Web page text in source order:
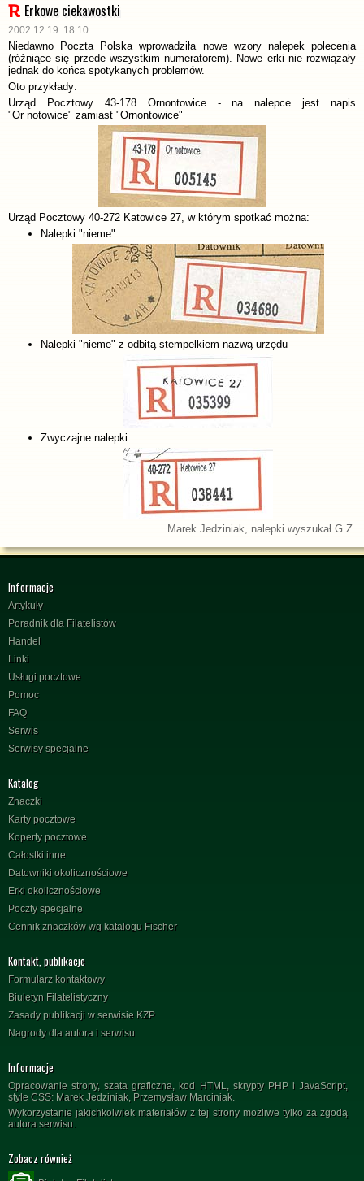
Erkowe ciekawostki
2002.12.19. 18:10
Niedawno Poczta Polska wprowadziła nowe wzory nalepek polecenia
(różniące się przede wszystkim numeratorem). Nowe erki nie rozwiązały
jednak do końca spotykanych problemów.
Oto przykłady:
Urząd Pocztowy 43-178 Ornontowice - na nalepce jest napis
"Or notowice" zamiast "Ornontowice"
Urząd Pocztowy 40-272 Katowice 27, w którym spotkać można:
Nalepki "nieme"
Nalepki "nieme" z odbitą stempelkiem nazwą urzędu
Zwyczajne nalepki
Marek Jedziniak, nalepki wyszukał G.Ż.
Informacje
Artykuły
Poradnik dla Filatelistów
Handel
Linki
Usługi pocztowe
Pomoc
FAQ
Serwis
Serwisy specjalne
Katalog
Znaczki
Karty pocztowe
Koperty pocztowe
Całostki inne
Datowniki okolicznościowe
Erki okolicznościowe
Poczty specjalne
Cennik znaczków wg katalogu Fischer
Kontakt, publikacje
Formularz kontaktowy
Biuletyn Filatelistyczny
Zasady publikacji w serwisie KZP
Nagrody dla autora i serwisu
Informacje
Opracowanie strony, szata graficzna, kod HTML, skrypty PHP i JavaScript,
style CSS: Marek Jedziniak, Przemysław Marciniak.
Wykorzystanie jakichkolwiek materiałów z tej strony możliwe tylko za zgodą
autora serwisu.
Zobacz również